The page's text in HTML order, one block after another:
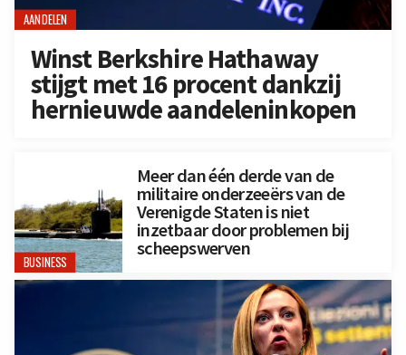
AANDELEN
Winst Berkshire Hathaway
stijgt met 16 procent dankzij
hernieuwde aandeleninkopen
BUSINESS
Meer dan één derde van de
militaire onderzeeërs van de
Verenigde Staten is niet
inzetbaar door problemen bij
scheepswerven